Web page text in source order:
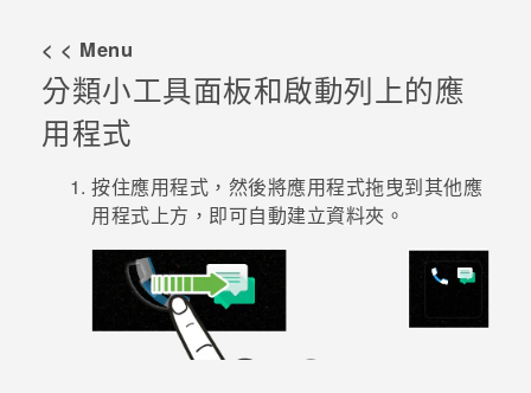
VIVERSE
優惠專區
焦點訊息
銷售門市
VIVELAND
< < Menu
分類小工具面板和啟動列上的應
用程式
按住應用程式，然後將應用程式拖曳到其他應
用程式上方，即可自動建立資料夾。